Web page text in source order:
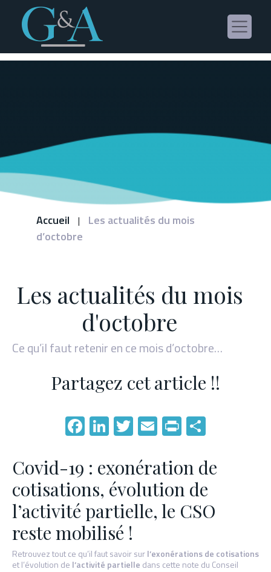
Accueil |
Les actualités du mois
d’octobre
Les actualités du mois
d'octobre
Ce qu’il faut retenir en ce mois d’octobre…
Partagez cet article !!
Facebook
LinkedIn
Twitter
Email
Covid-19 : exonération de
cotisations, évolution de
l’activité partielle, le CSO
reste mobilisé !
Retrouvez tout ce qu’il faut savoir surl’exonérations de cotisations
et l’évolution de l’activité partielle dans cette note du Conseil
Panneau de gestion des cookies